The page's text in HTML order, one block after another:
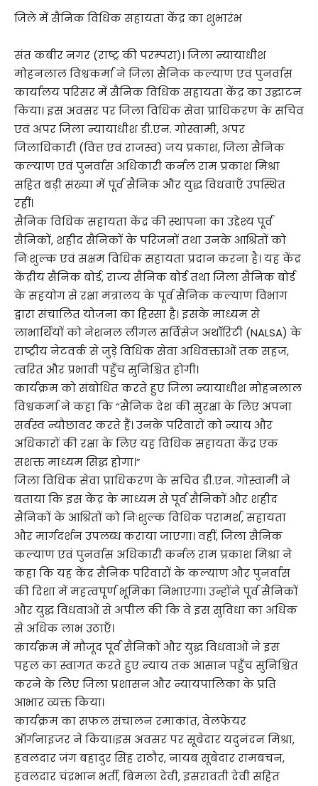
जिले में सैनिक विधिक सहायता केंद्र का शुभारंभ
संत कबीर नगर (राष्ट्र की परम्परा)। जिला न्यायाधीश
मोहनलाल विश्वकर्मा ने जिला सैनिक कल्याण एवं पुनर्वास
कार्यालय परिसर में सैनिक विधिक सहायता केंद्र का उद्घाटन
किया। इस अवसर पर जिला विधिक सेवा प्राधिकरण के सचिव
एवं अपर जिला न्यायाधीश डी.एन. गोस्वामी, अपर
जिलाधिकारी (वित्त एवं राजस्व) जय प्रकाश, जिला सैनिक
कल्याण एवं पुनर्वास अधिकारी कर्नल राम प्रकाश मिश्रा
सहित बड़ी संख्या में पूर्व सैनिक और युद्ध विधवाएँ उपस्थित
रहीं।
सैनिक विधिक सहायता केंद्र की स्थापना का उद्देश्य पूर्व
सैनिकों, शहीद सैनिकों के परिजनों तथा उनके आश्रितों को
निःशुल्क एवं सक्षम विधिक सहायता प्रदान करना है। यह केंद्र
केंद्रीय सैनिक बोर्ड, राज्य सैनिक बोर्ड तथा जिला सैनिक बोर्ड
के सहयोग से रक्षा मंत्रालय के पूर्व सैनिक कल्याण विभाग
द्वारा संचालित योजना का हिस्सा है। इसके माध्यम से
लाभार्थियों को नेशनल लीगल सर्विसेज अथॉरिटी (NALSA) के
राष्ट्रीय नेटवर्क से जुड़े विधिक सेवा अधिवक्ताओं तक सहज,
त्वरित और प्रभावी पहुँच सुनिश्चित होगी।
कार्यक्रम को संबोधित करते हुए जिला न्यायाधीश मोहनलाल
विश्वकर्मा ने कहा कि “सैनिक देश की सुरक्षा के लिए अपना
सर्वस्व न्यौछावर करते हैं। उनके परिवारों को न्याय और
अधिकारों की रक्षा के लिए यह विधिक सहायता केंद्र एक
सशक्त माध्यम सिद्ध होगा।”
जिला विधिक सेवा प्राधिकरण के सचिव डी.एन. गोस्वामी ने
बताया कि इस केंद्र के माध्यम से पूर्व सैनिकों और शहीद
सैनिकों के आश्रितों को निःशुल्क विधिक परामर्श, सहायता
और मार्गदर्शन उपलब्ध कराया जाएगा। वहीं, जिला सैनिक
कल्याण एवं पुनर्वास अधिकारी कर्नल राम प्रकाश मिश्रा ने
कहा कि यह केंद्र सैनिक परिवारों के कल्याण और पुनर्वास
की दिशा में महत्वपूर्ण भूमिका निभाएगा। उन्होंने पूर्व सैनिकों
और युद्ध विधवाओं से अपील की कि वे इस सुविधा का अधिक
से अधिक लाभ उठाएँ।
कार्यक्रम में मौजूद पूर्व सैनिकों और युद्ध विधवाओं ने इस
पहल का स्वागत करते हुए न्याय तक आसान पहुँच सुनिश्चित
करने के लिए जिला प्रशासन और न्यायपालिका के प्रति
आभार व्यक्त किया।
कार्यक्रम का सफल संचालन रमाकांत, वेलफेयर
ऑर्गनाइजर ने किया।इस अवसर पर सूबेदार यदुनंदन मिश्रा,
हवलदार जंग बहादुर सिंह राठौर, नायब सूबेदार रामबचन,
हवलदार चंद्रभान भर्ती, बिमला देवी, इसरावती देवी सहित